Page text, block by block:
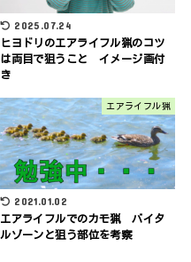
2025.07.24
ヒヨドリのエアライフル猟のコツ
は両目で狙うこと イメージ画付
き
エアライフル猟
2021.01.02
エアライフルでのカモ猟 バイタ
ルゾーンと狙う部位を考察